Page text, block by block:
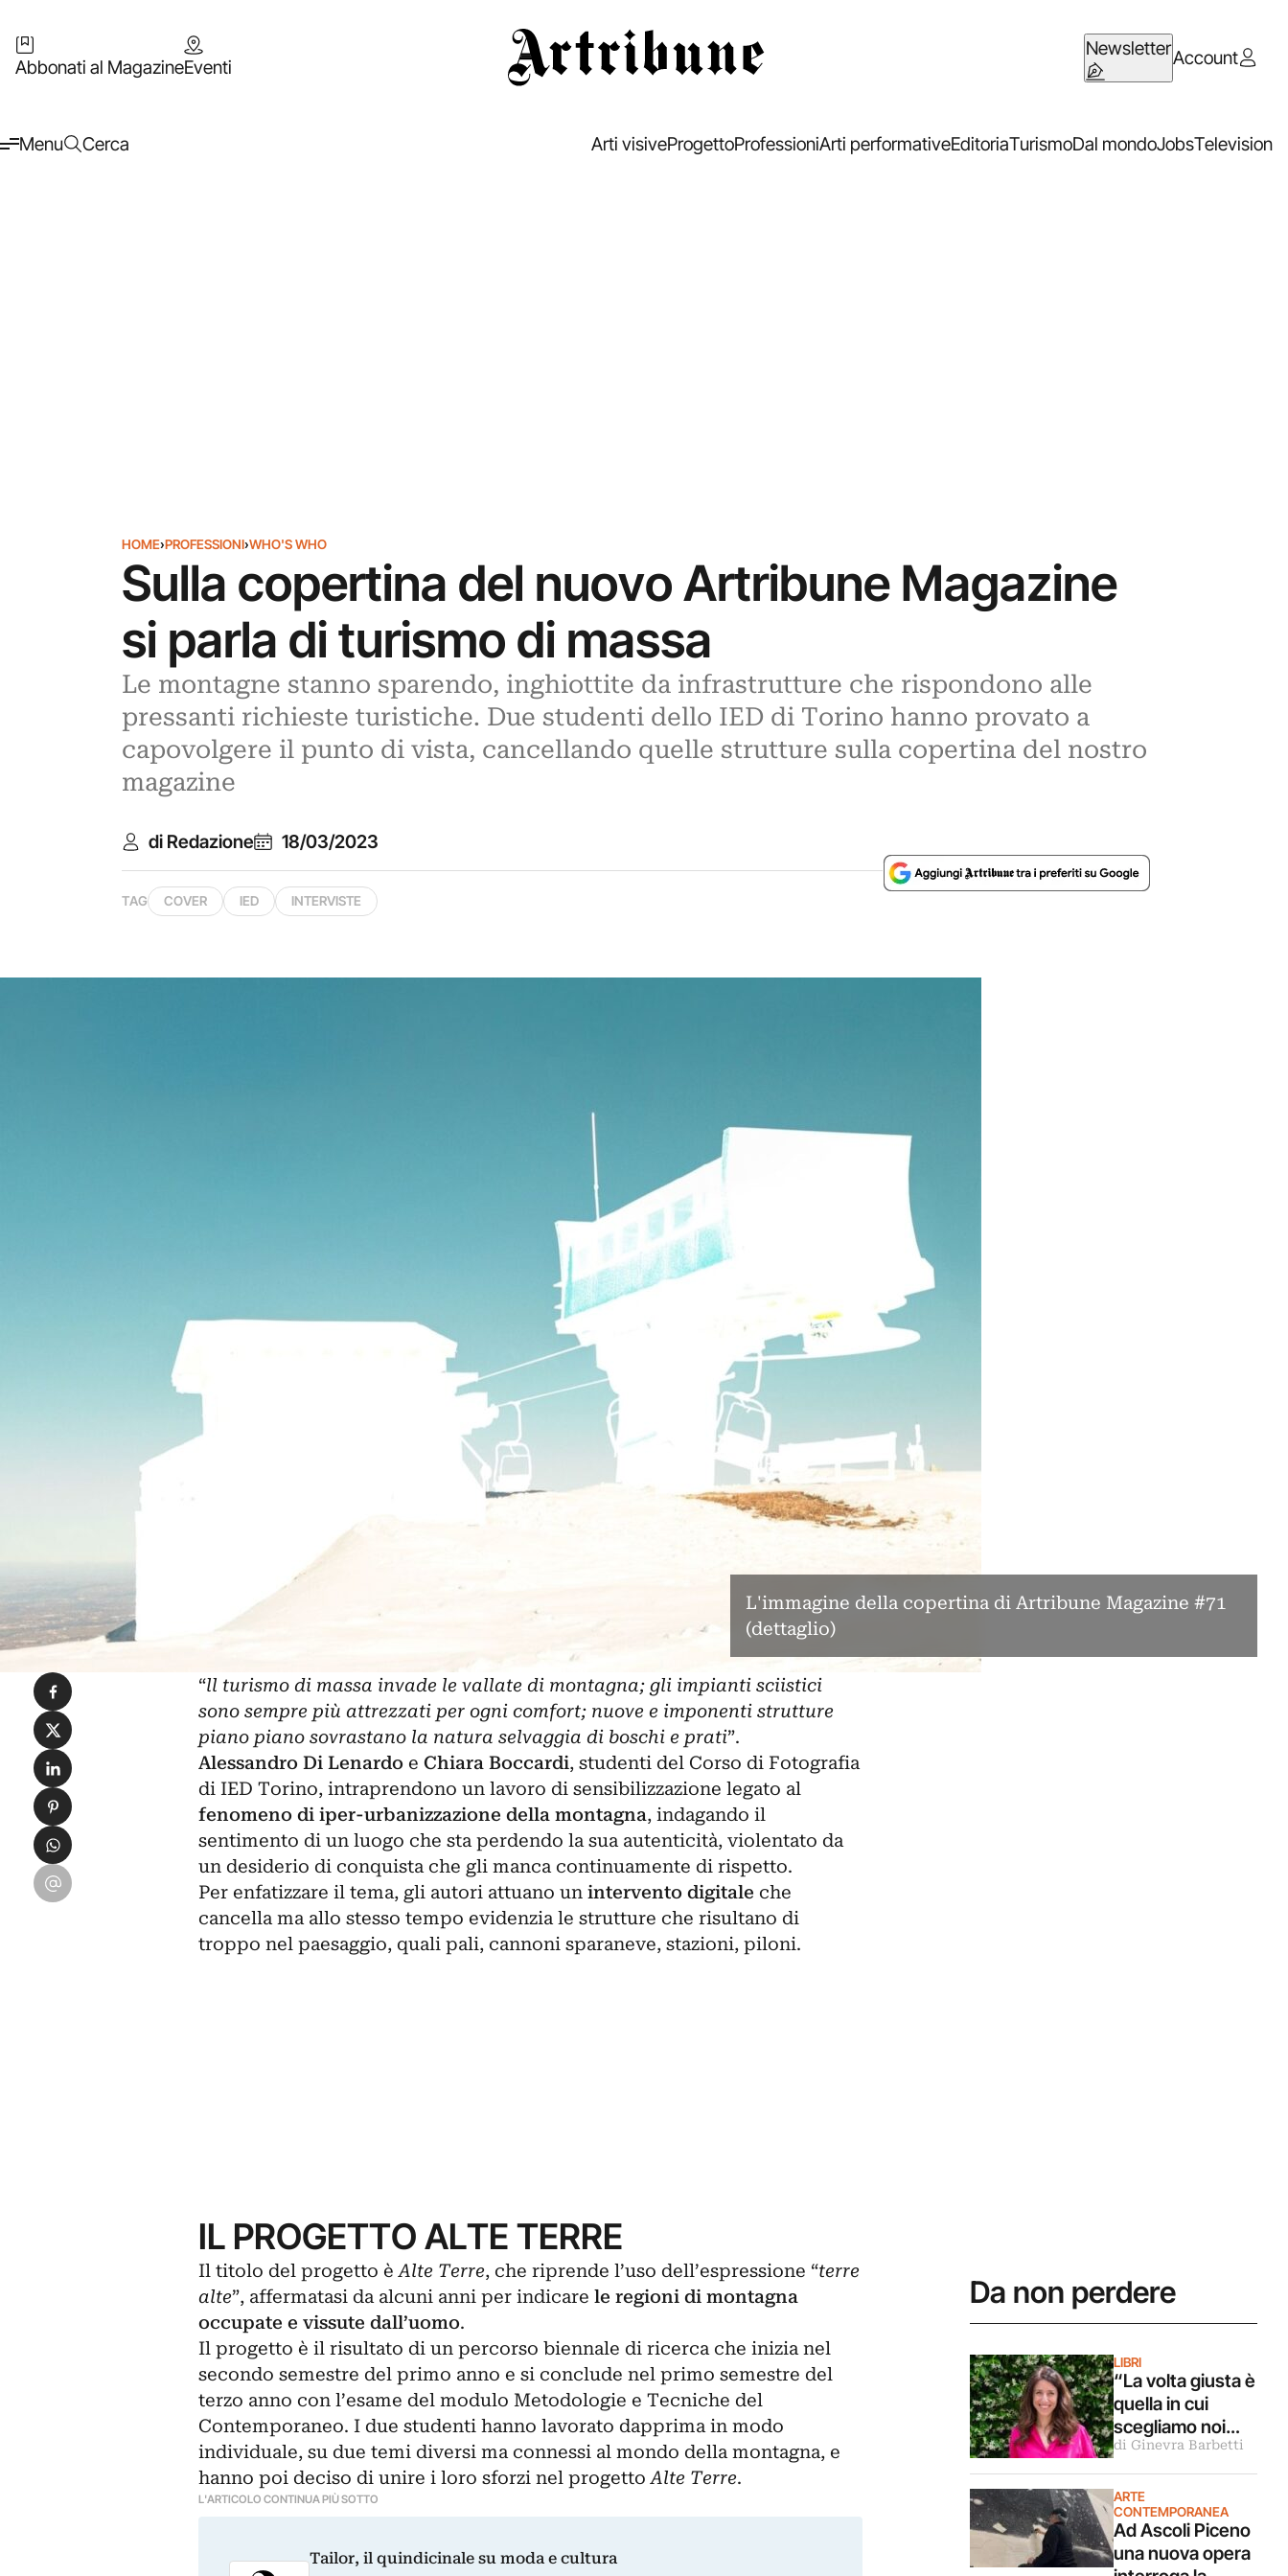
Abbonati al MagazineEventi
NewsletterAccount
Menu Cerca Arti visiveProgettoProfessioniArti performativeEditoriaTurismoDal mondoJobsTelevision
HOME›PROFESSIONI›WHO'S WHO
Sulla copertina del nuovo Artribune Magazine
si parla di turismo di massa
Le montagne stanno sparendo, inghiottite da infrastrutture che rispondono alle
pressanti richieste turistiche. Due studenti dello IED di Torino hanno provato a
capovolgere il punto di vista, cancellando quelle strutture sulla copertina del nostro
magazine
di Redazione 18/03/2023
TAG COVER IED INTERVISTE
L'immagine della copertina di Artribune Magazine #71
(dettaglio)
“ll turismo di massa invade le vallate di montagna; gli impianti sciistici
sono sempre più attrezzati per ogni comfort; nuove e imponenti strutture
piano piano sovrastano la natura selvaggia di boschi e prati”.
Alessandro Di Lenardo e Chiara Boccardi, studenti del Corso di Fotografia
di IED Torino, intraprendono un lavoro di sensibilizzazione legato al
fenomeno di iper-urbanizzazione della montagna, indagando il
sentimento di un luogo che sta perdendo la sua autenticità, violentato da
un desiderio di conquista che gli manca continuamente di rispetto.
Per enfatizzare il tema, gli autori attuano un intervento digitale che
cancella ma allo stesso tempo evidenzia le strutture che risultano di
troppo nel paesaggio, quali pali, cannoni sparaneve, stazioni, piloni.
IL PROGETTO ALTE TERRE
Il titolo del progetto èAlte Terre, che riprende l’uso dell’espressione “terre
alte”, affermatasi da alcuni anni per indicare le regioni di montagna
occupate e vissute dall’uomo.
Il progetto è il risultato di un percorso biennale di ricerca che inizia nel
secondo semestre del primo anno e si conclude nel primo semestre del
terzo anno con l’esame del modulo Metodologie e Tecniche del
Contemporaneo. I due studenti hanno lavorato dapprima in modo
individuale, su due temi diversi ma connessi al mondo della montagna, e
hanno poi deciso di unire i loro sforzi nel progettoAlte Terre.
L'ARTICOLO CONTINUA PIÙ SOTTO
Tailor, il quindicinale su moda e cultura
Da non perdere
LIBRI
“La volta giusta è
quella in cui
scegliamo noi
stessi”.
Intervista alla
scrittrice
Lorenza Gentile
di Ginevra Barbetti
ARTE
CONTEMPORANEA
Ad Ascoli Piceno
una nuova opera
Condividi su Facebook
Condividi su X
Condividi su LinkedIn
Condividi su Pinterest
Condividi su WhatsApp
Condividi su Email